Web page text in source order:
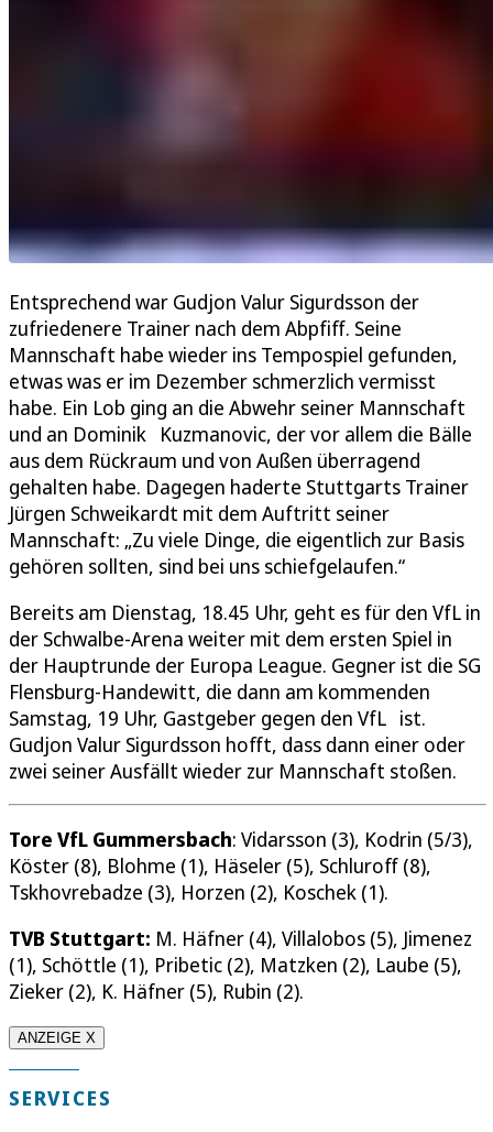
Entsprechend war Gudjon Valur Sigurdsson der
zufriedenere Trainer nach dem Abpfiff. Seine
Mannschaft habe wieder ins Tempospiel gefunden,
etwas was er im Dezember schmerzlich vermisst
habe. Ein Lob ging an die Abwehr seiner Mannschaft
und an Dominik Kuzmanovic, der vor allem die Bälle
aus dem Rückraum und von Außen überragend
gehalten habe. Dagegen haderte Stuttgarts Trainer
Jürgen Schweikardt mit dem Auftritt seiner
Mannschaft: „Zu viele Dinge, die eigentlich zur Basis
gehören sollten, sind bei uns schiefgelaufen.“
Bereits am Dienstag, 18.45 Uhr, geht es für den VfL in
der Schwalbe-Arena weiter mit dem ersten Spiel in
der Hauptrunde der Europa League. Gegner ist die SG
Flensburg-Handewitt, die dann am kommenden
Samstag, 19 Uhr, Gastgeber gegen den VfL ist.
Gudjon Valur Sigurdsson hofft, dass dann einer oder
zwei seiner Ausfällt wieder zur Mannschaft stoßen.
Tore VfL Gummersbach: Vidarsson (3), Kodrin (5/3),
Köster (8), Blohme (1), Häseler (5), Schluroff (8),
Tskhovrebadze (3), Horzen (2), Koschek (1).
TVB Stuttgart: M. Häfner (4), Villalobos (5), Jimenez
(1), Schöttle (1), Pribetic (2), Matzken (2), Laube (5),
Zieker (2), K. Häfner (5), Rubin (2).
ANZEIGE X
SERVICES